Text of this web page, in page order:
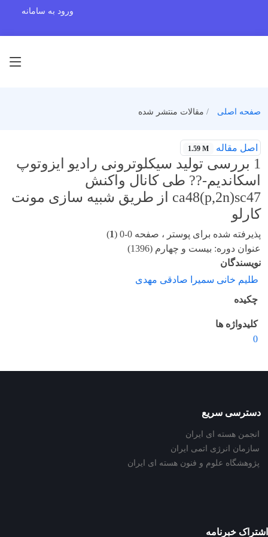
ورود به سامانه
صفحه اصلی مقالات منتشر شده
اصل مقاله 1.59 M
1 بررسی تولید سیکلوترونی رادیو ایزوتوپ
اسکاندیم-?? طی کانال واکنش
ca48(p,2n)sc47 از طریق شبیه سازی مونت
کارلو
پذیرفته شده برای پوستر ، صفحه 0-0 ( 1
)
عنوان دوره: بیست و چهارم (1396)
نویسندگان
طلیم خانی سمیرا صادقی مهدی
چکیده
کلیدواژه ها
0
دسترسی سریع
انجمن هسته ای ایران
سازمان انرژی اتمی ایران
پژوهشگاه علوم و فنون هسته ای ایران
اشتراک خبرنامه